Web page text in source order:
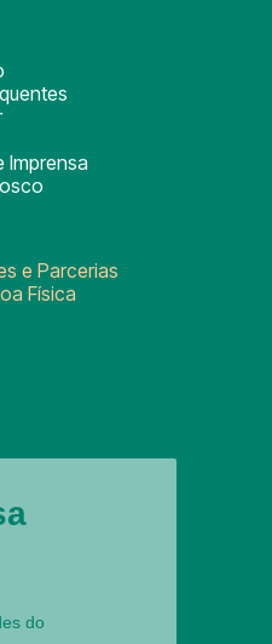
Imprensa
e Parcerias
Física